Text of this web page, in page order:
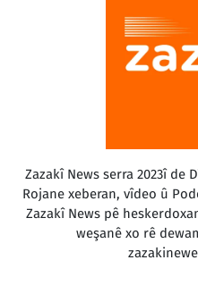
Zazakî News serra 2023î de
Rojane xeberan, vîdeo û
Zazakî News pê
weşanê xo rê